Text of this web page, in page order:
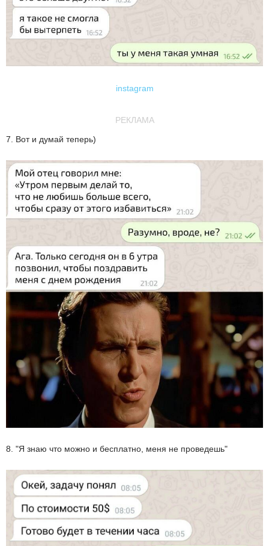
instagram
РЕКЛАМА
7. Вот и думай теперь)
8. "Я знаю что можно и бесплатно, меня не проведешь⁠⁠"